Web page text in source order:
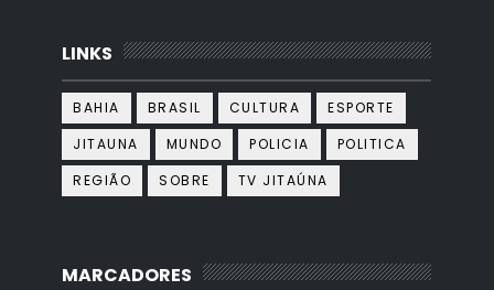
LINKS
BAHIA BRASIL CULTURA
ESPORTE
JITAUNA
MUNDO POLICIA
POLITICA
REGIÃO
SOBRE TV JITAÚNA
MARCADORES